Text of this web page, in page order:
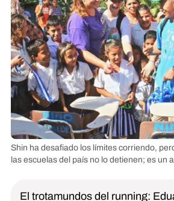
Shin ha desafiado los límites corriendo,
las escuelas del país no lo detienen; es un
El trotamundos del running: